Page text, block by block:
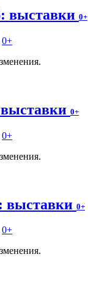
выставки 0+
0+
0+
0+
выставки 0+
0+